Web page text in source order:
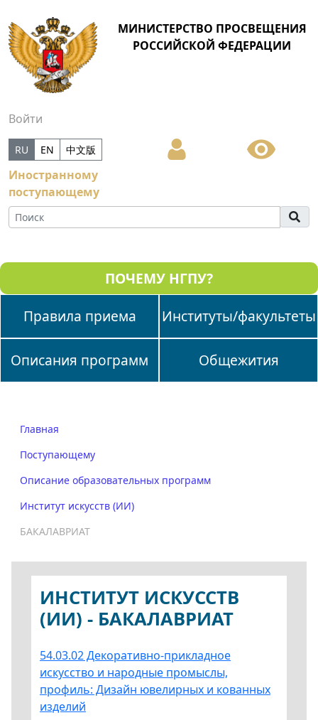
МИНИСТЕРСТВО ПРОСВЕЩЕНИЯ
РОССИЙСКОЙ ФЕДЕРАЦИИ
Войти
Иностранному
поступающему
RU EN 中文版
ПОЧЕМУ НГПУ?
Правила приема
Институты/факультеты
Описания программ Общежития
Главная
Поступающему
Описание образовательных программ
Институт искусств (ИИ)
БАКАЛАВРИАТ
ИНСТИТУТ ИСКУССТВ
(ИИ) - БАКАЛАВРИАТ
54.03.02 Декоративно-прикладное
искусство и народные промыслы,
профиль: Дизайн ювелирных и кованных
изделий